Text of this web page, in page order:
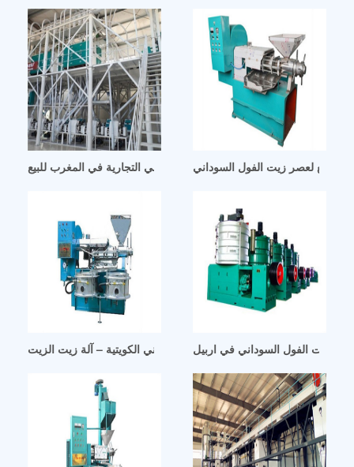
آلة استخراج زيت الفول السوداني التجارية في المغرب للبيع
تعقيم مطحنة زيت الفول السوداني الكويتية – آلة زيت الزيت
عصر زيت الفول السوداني في اربيل